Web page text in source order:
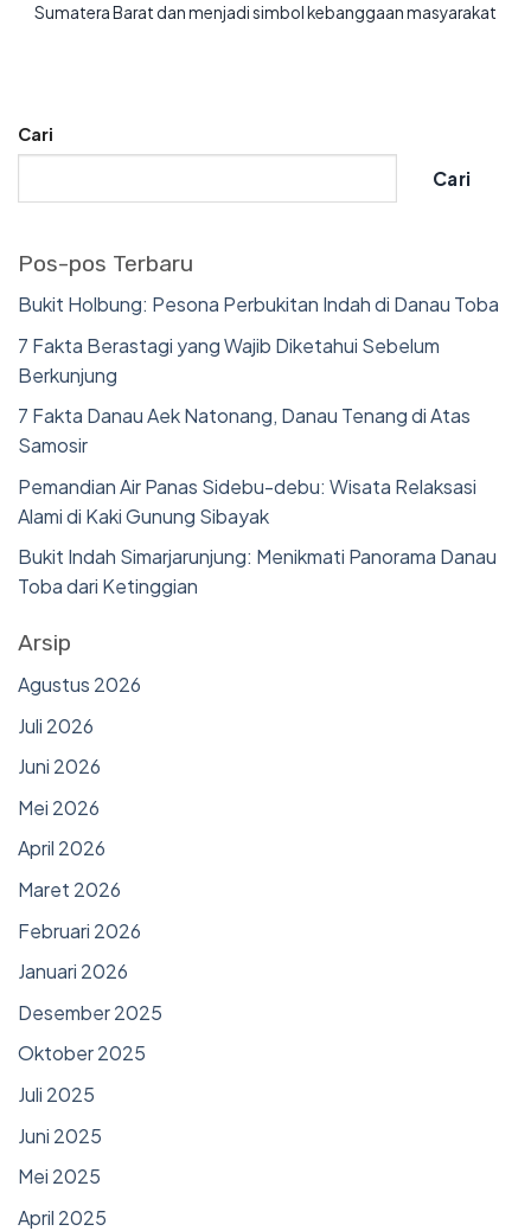
Sumatera Barat dan menjadi simbol kebanggaan masyarakat
Cari
Cari
Pos-pos Terbaru
Bukit Holbung: Pesona Perbukitan Indah di Danau Toba
7 Fakta Berastagi yang Wajib Diketahui Sebelum
Berkunjung
7 Fakta Danau Aek Natonang, Danau Tenang di Atas
Samosir
Pemandian Air Panas Sidebu-debu: Wisata Relaksasi
Alami di Kaki Gunung Sibayak
Bukit Indah Simarjarunjung: Menikmati Panorama Danau
Toba dari Ketinggian
Arsip
Agustus 2026
Juli 2026
Juni 2026
Mei 2026
April 2026
Maret 2026
Februari 2026
Januari 2026
Desember 2025
Oktober 2025
Juli 2025
Juni 2025
Mei 2025
April 2025